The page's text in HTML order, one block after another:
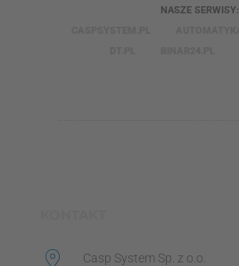
NASZE SERWISY:
Casp System Sp. z o.o.